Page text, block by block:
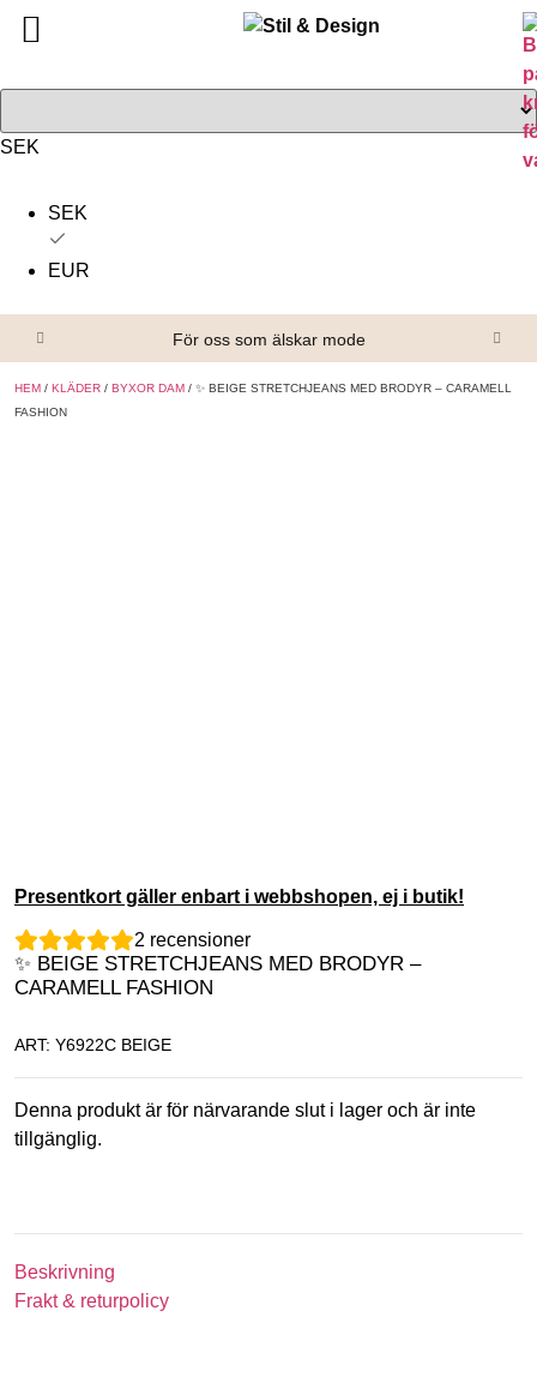
SEK
SEK
EUR
För oss som älskar mode
HEM / KLÄDER / BYXOR DAM / ✨ BEIGE STRETCHJEANS MED BRODYR – CARAMELL
FASHION
Presentkort gäller enbart i webbshopen, ej i butik!
2 recensioner
✨ BEIGE STRETCHJEANS MED BRODYR –
CARAMELL FASHION
ART: Y6922C BEIGE
Denna produkt är för närvarande slut i lager och är inte
tillgänglig.
Beskrivning
Frakt & returpolicy
Alla produkter
Om oss